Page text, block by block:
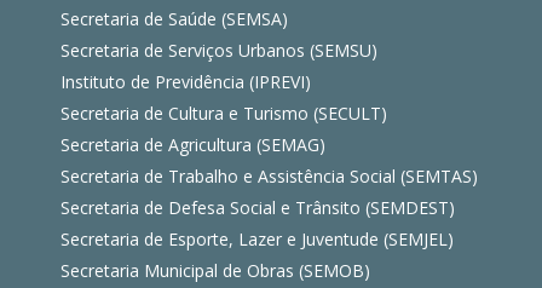
Secretaria de Saúde (SEMSA)
Secretaria de Serviços Urbanos (SEMSU)
Instituto de Previdência (IPREVI)
Secretaria de Cultura e Turismo (SECULT)
Secretaria de Agricultura (SEMAG)
Secretaria de Trabalho e Assistência Social (SEMTAS)
Secretaria de Defesa Social e Trânsito (SEMDEST)
Secretaria de Esporte, Lazer e Juventude (SEMJEL)
Secretaria Municipal de Obras (SEMOB)